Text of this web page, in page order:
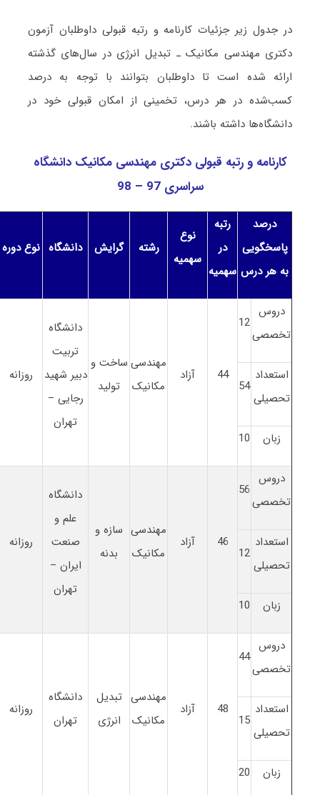
در جدول زیر جزئیات کارنامه و رتبه قبولی داوطلبان آزمون
دکتری مهندسی مکانیک ـ ﺗﺒﺪﻳﻞ اﻧﺮژی در سال‌های گذشته
ارائه شده است تا داوطلبان بتوانند با توجه به درصد
کسب‌شده در هر درس، تخمینی از امکان قبولی خود در
دانشگاه‌ها داشته باشند.
کارنامه و رتبه قبولی دکتری مهندسی مکانیک دانشگاه
سراسری 97 – 98
درصد
پاسخگویی
به هر درس
رتبه
در
سهمیه
نوع
سهمیه
رشته گرایش دانشگاه نوع دوره
دروس
تخصصی
12
44 آزاد
مهندسی
مکانیک
ساخت و
تولید
دانشگاه
تربیت
دبیر شهید
رجایی –
تهران
روزانه
استعداد
تحصیلی
54
زبان 10
دروس
تخصصی
56
46 آزاد
مهندسی
مکانیک
سازه و
بدنه
دانشگاه
علم و
صنعت
ایران –
تهران
روزانه
استعداد
تحصیلی
12
زبان 10
دروس
تخصصی
44
48 آزاد
مهندسی
مکانیک
تبدیل
انرژی
دانشگاه
تهران
روزانه
استعداد
تحصیلی
15
زبان 20